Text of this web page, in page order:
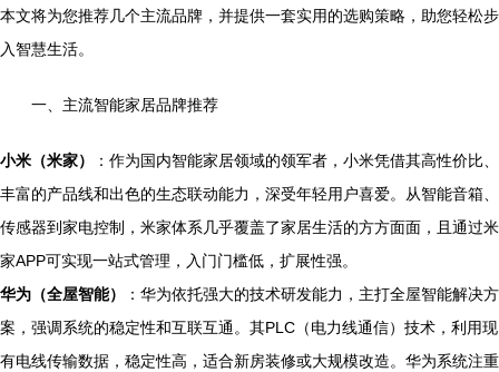
本文将为您推荐几个主流品牌，并提供一套实用的选购策略，助您轻松步
入智慧生活。
一、主流智能家居品牌推荐
小米（米家）
：作为国内智能家居领域的领军者，小米凭借其高性价比、
丰富的产品线和出色的生态联动能力，深受年轻用户喜爱。从智能音箱、
传感器到家电控制，米家体系几乎覆盖了家居生活的方方面面，且通过米
家APP可实现一站式管理，入门门槛低，扩展性强。
华为（全屋智能）
：华为依托强大的技术研发能力，主打全屋智能解决方
案，强调系统的稳定性和互联互通。其PLC（电力线通信）技术，利用现
有电线传输数据，稳定性高，适合新房装修或大规模改造。华为系统注重